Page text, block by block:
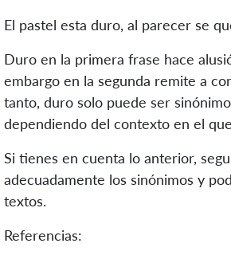
El pastel esta duro, al parecer se
Duro en la primera frase hace
embargo en la segunda remite a
tanto, duro solo puede ser
dependiendo del contexto en el
Si tienes en cuenta lo anterior,
adecuadamente los sinónimos y
textos.
Referencias: